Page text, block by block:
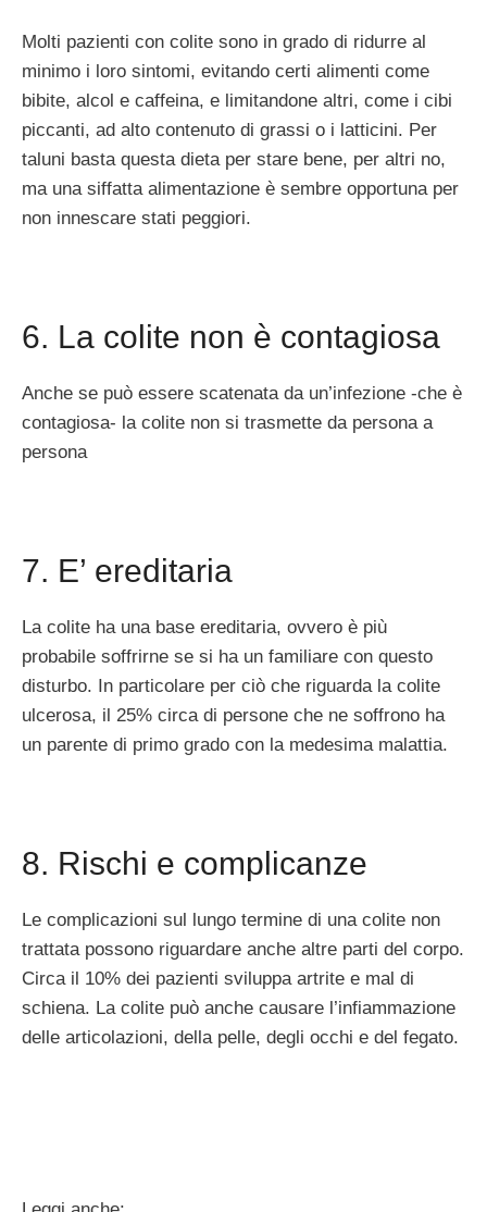
Molti pazienti con colite sono in grado di ridurre al
minimo i loro sintomi, evitando certi alimenti come
bibite, alcol e caffeina, e limitandone altri, come i cibi
piccanti, ad alto contenuto di grassi o i latticini. Per
taluni basta questa dieta per stare bene, per altri no,
ma una siffatta alimentazione è sembre opportuna per
non innescare stati peggiori.
6. La colite non è contagiosa
Anche se può essere scatenata da un’infezione -che è
contagiosa- la colite non si trasmette da persona a
persona
7. E’ ereditaria
La colite ha una base ereditaria, ovvero è più
probabile soffrirne se si ha un familiare con questo
disturbo. In particolare per ciò che riguarda la colite
ulcerosa, il 25% circa di persone che ne soffrono ha
un parente di primo grado con la medesima malattia.
8. Rischi e complicanze
Le complicazioni sul lungo termine di una colite non
trattata possono riguardare anche altre parti del corpo.
Circa il 10% dei pazienti sviluppa artrite e mal di
schiena. La colite può anche causare l’infiammazione
delle articolazioni, della pelle, degli occhi e del fegato.